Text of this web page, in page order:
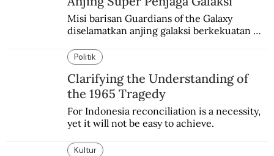
Misi barisan Guardians of the Galaxy
diselamatkan anjing galaksi berkekuatan
si martir antariksa Soviet.
Politik
Clarifying the Understanding of
the 1965 Tragedy
For Indonesia reconciliation is a necessity,
yet it will not be easy to achieve.
Kultur